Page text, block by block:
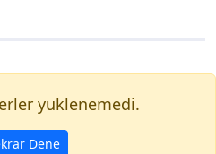
yuklenemedi.
Dene